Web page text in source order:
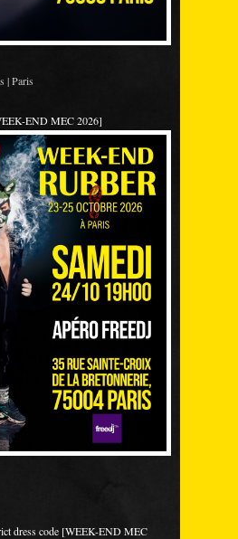
| Paris
END MEC 2026]
dress code [WEEK-END MEC